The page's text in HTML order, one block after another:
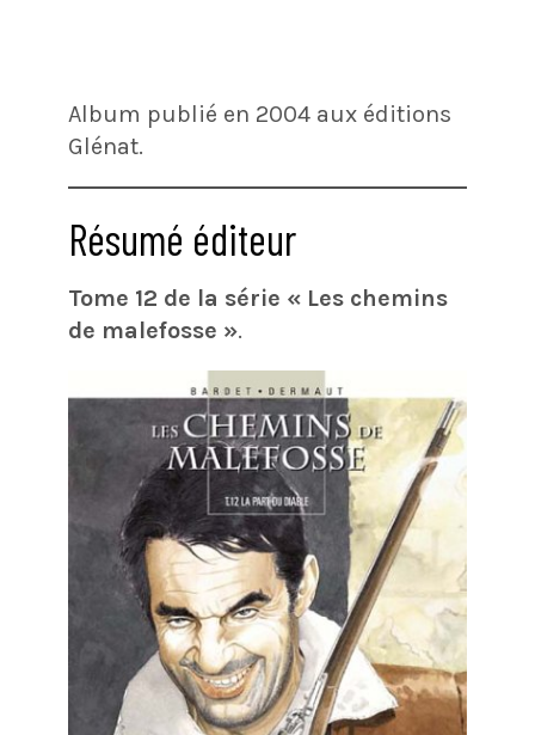
Album publié en 2004 aux éditions
Glénat.
Résumé éditeur
Tome 12 de la série « Les chemins
de malefosse ».